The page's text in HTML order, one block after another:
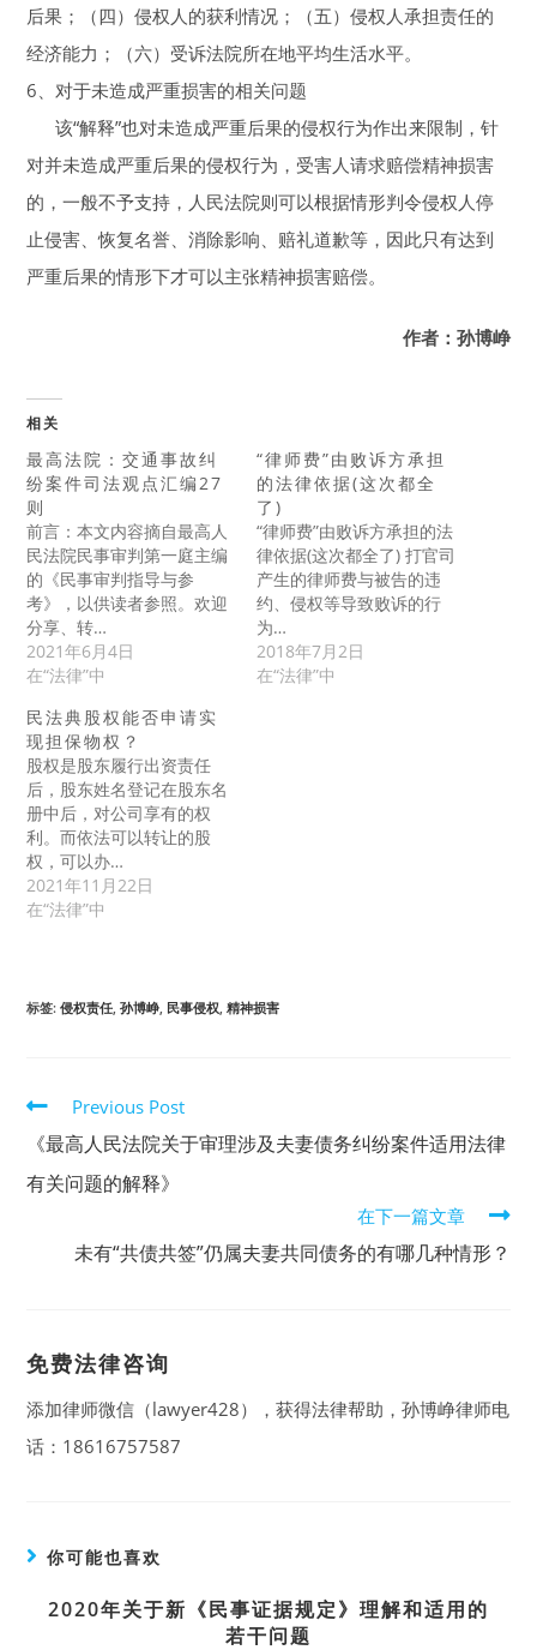
后果；（四）侵权人的获利情况；（五）侵权人承担责任的
经济能力；（六）受诉法院所在地平均生活水平。
6、对于未造成严重损害的相关问题
该“解释”也对未造成严重后果的侵权行为作出来限制，针
对并未造成严重后果的侵权行为，受害人请求赔偿精神损害
的，一般不予支持，人民法院则可以根据情形判令侵权人停
止侵害、恢复名誉、消除影响、赔礼道歉等，因此只有达到
严重后果的情形下才可以主张精神损害赔偿。
作者：孙博峥
相关
最高法院：交通事故纠
纷案件司法观点汇编27
则
前言：本文内容摘自最高人
民法院民事审判第一庭主编
的《民事审判指导与参
考》，以供读者参照。欢迎
分享、转…
2021年6月4日
在“法律”中
“律师费”由败诉方承担
的法律依据(这次都全
了)
“律师费”由败诉方承担的法
律依据(这次都全了) 打官司
产生的律师费与被告的违
约、侵权等导致败诉的行
为…
2018年7月2日
在“法律”中
民法典股权能否申请实
现担保物权？
股权是股东履行出资责任
后，股东姓名登记在股东名
册中后，对公司享有的权
利。而依法可以转让的股
权，可以办…
2021年11月22日
在“法律”中
标签:侵权责任, 孙博峥, 民事侵权, 精神损害
Read
articles
Previous Post
《最高人民法院关于审理涉及夫妻债务纠纷案件适用法律
有关问题的解释》
在下一篇文章
未有“共债共签”仍属夫妻共同债务的有哪几种情形？
免费法律咨询
添加律师微信（lawyer428），获得法律帮助，孙博峥律师电
话：18616757587
你可能也喜欢
2020年关于新《民事证据规定》理解和适用的
若干问题